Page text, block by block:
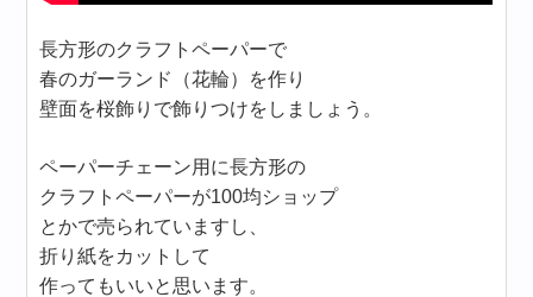
長方形のクラフトペーパーで
春のガーランド（花輪）を作り
壁面を桜飾りで飾りつけをしましょう。
ペーパーチェーン用に長方形の
クラフトペーパーが100均ショップ
とかで売られていますし、
折り紙をカットして
作ってもいいと思います。